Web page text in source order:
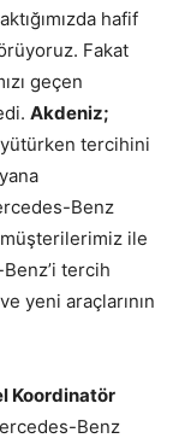
hafif
Fakat
geçen
Akdeniz;
tercihini
Benz
ile
tercih
yeni araçlarının
Koordinatör
Benz